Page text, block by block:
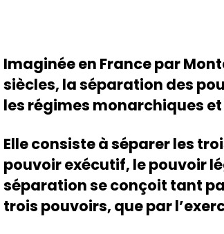
Imaginée en France par
siècles, la séparation des
les régimes monarchiques
Elle consiste à séparer les
pouvoir exécutif, le pouvoir
séparation se conçoit tant
trois pouvoirs, que par